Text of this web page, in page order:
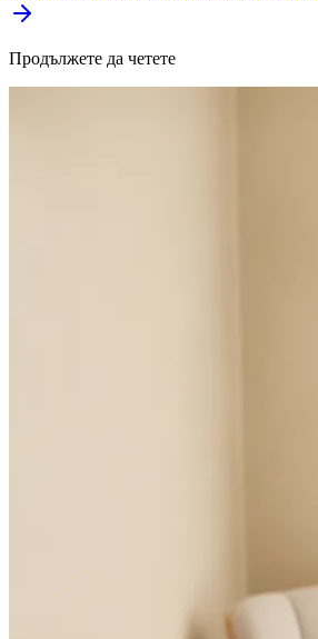
Продължете да четете